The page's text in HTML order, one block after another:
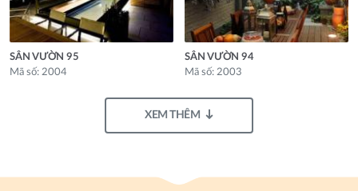
SÂN VƯỜN 95
Mã số: 2004
SÂN VƯỜN 94
Mã số: 2003
XEM THÊM